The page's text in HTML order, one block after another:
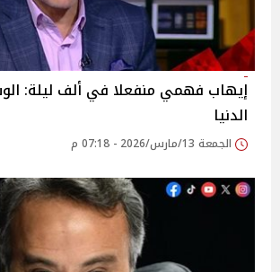
إيهاب فهمي منفعلا في ألف ليلة:
الدنيا
الجمعة 13/مارس/2026 - 07:18 م